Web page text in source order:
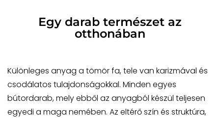
Egy darab természet az
otthonában
Különleges anyag a tömör fa, tele van karizmával és
csodálatos tulajdonságokkal. Minden egyes
bútordarab, mely ebből az anyagból készül teljesen
egyedi a maga nemében. Az eltérő szín és struktúra,